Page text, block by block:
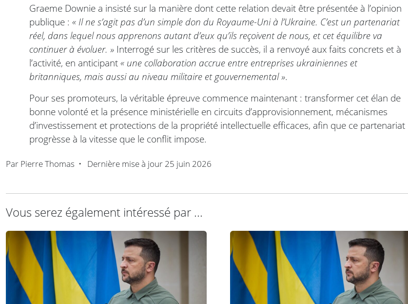
Graeme Downie a insisté sur la manière dont cette relation devait être présentée à l’opinion
publique : « Il ne s’agit pas d’un simple don du Royaume-Uni à l’Ukraine. C’est un partenariat
réel, dans lequel nous apprenons autant d’eux qu’ils reçoivent de nous, et cet équilibre va
continuer à évoluer. » Interrogé sur les critères de succès, il a renvoyé aux faits concrets et à
l’activité, en anticipant« une collaboration accrue entre entreprises ukrainiennes et
britanniques, mais aussi au niveau militaire et gouvernemental ».
Pour ses promoteurs, la véritable épreuve commence maintenant : transformer cet élan de
bonne volonté et la présence ministérielle en circuits d’approvisionnement, mécanismes
d’investissement et protections de la propriété intellectuelle efficaces, afin que ce partenariat
progrèsse à la vitesse que le conflit impose.
Par Pierre Thomas • Dernière mise à jour 25 juin 2026
Vous serez également intéressé par ...